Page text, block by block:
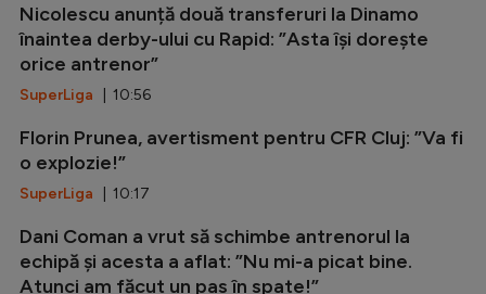
Nicolescu anunță două transferuri la Dinamo
înaintea derby-ului cu Rapid: ”Asta își dorește
orice antrenor”
SuperLiga | 10:56
Florin Prunea, avertisment pentru CFR Cluj: ”Va fi
o explozie!”
SuperLiga | 10:17
Dani Coman a vrut să schimbe antrenorul la
echipă și acesta a aflat: ”Nu mi-a picat bine.
Atunci am făcut un pas în spate!”